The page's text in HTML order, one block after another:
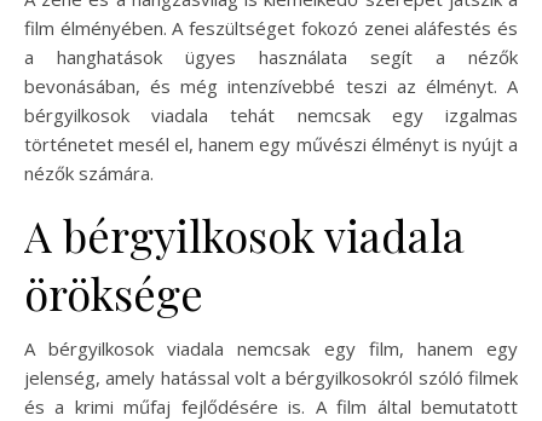
film élményében. A feszültséget fokozó zenei aláfestés és
a hanghatások ügyes használata segít a nézők
bevonásában, és még intenzívebbé teszi az élményt. A
bérgyilkosok viadala tehát nemcsak egy izgalmas
történetet mesél el, hanem egy művészi élményt is nyújt a
nézők számára.
A bérgyilkosok viadala
öröksége
A bérgyilkosok viadala nemcsak egy film, hanem egy
jelenség, amely hatással volt a bérgyilkosokról szóló filmek
és a krimi műfaj fejlődésére is. A film által bemutatott